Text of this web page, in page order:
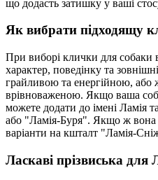
що додасть затишку у ваші
Як вибрати підходящу
При виборі клички для собаки
характер, поведінку та
грайливою та енергійною, або
врівноваженою. Якщо ваша
можете додати до імені Ламія
або "Ламія-Буря". Якщо ж вона
варіанти на кшталт "Ламія-
Ласкаві прізвиська для